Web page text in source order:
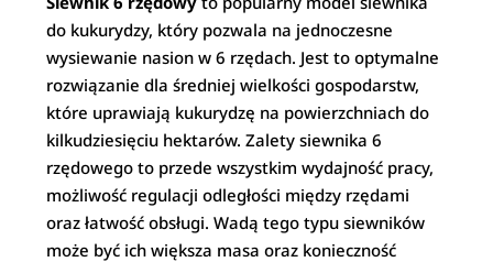
do kukurydzy, który pozwala na jednoczesne
wysiewanie nasion w 6 rzędach. Jest to optymalne
rozwiązanie dla średniej wielkości gospodarstw,
które uprawiają kukurydzę na powierzchniach do
kilkudziesięciu hektarów. Zalety siewnika 6
rzędowego to przede wszystkim wydajność pracy,
możliwość regulacji odległości między rzędami
oraz łatwość obsługi. Wadą tego typu siewników
może być ich większa masa oraz konieczność